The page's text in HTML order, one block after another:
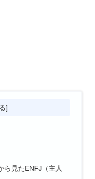
ら見たENFJ（主人